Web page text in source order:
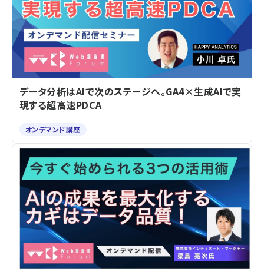
データ分析はAIで次のステージへ。GA4×生成AIで実
現する超高速PDCA
オンデマンド講座